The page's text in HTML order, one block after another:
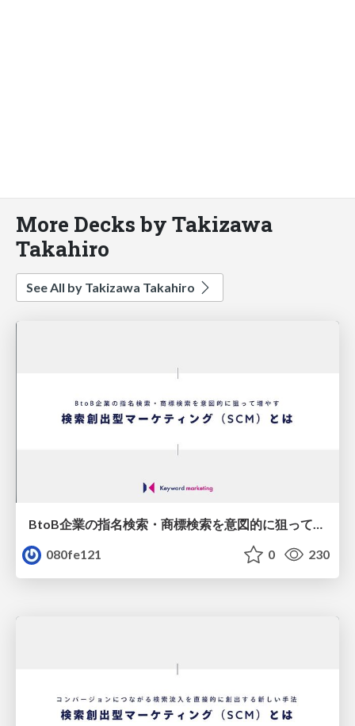
More Decks by Takizawa
Takahiro
See All by Takizawa Takahiro
BtoB企業の指名検索・商標検索を意図的に狙って増やす「検索創出型マーケティング（SCM）」とは
080fe121
0 230